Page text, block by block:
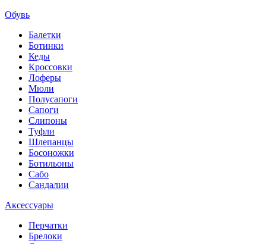
Обувь
Балетки
Ботинки
Кеды
Кроссовки
Лоферы
Мюли
Полусапоги
Сапоги
Слипоны
Туфли
Шлепанцы
Босоножки
Ботильоны
Сабо
Сандалии
Аксессуары
Перчатки
Брелоки